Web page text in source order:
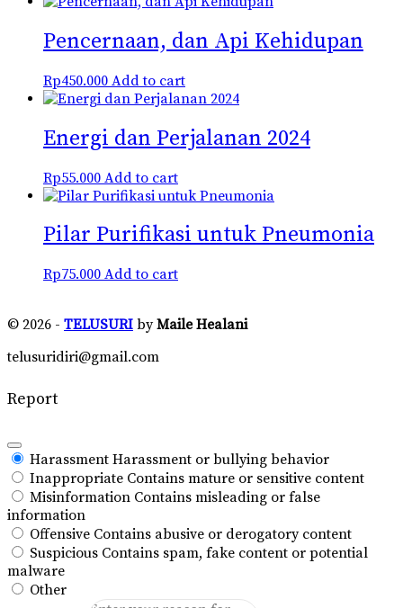
Pencernaan, dan Api Kehidupan
Rp450.000 Add to cart
Energi dan Perjalanan 2024
Rp55.000 Add to cart
Pilar Purifikasi untuk Pneumonia
Rp75.000 Add to cart
© 2026 - TELUSURI byMaile Healani
telusuridiri@gmail.com
Report
Harassment Harassment or bullying behavior
Inappropriate Contains mature or sensitive content
Misinformation Contains misleading or false
information
Offensive Contains abusive or derogatory content
Suspicious Contains spam, fake content or potential
malware
Other